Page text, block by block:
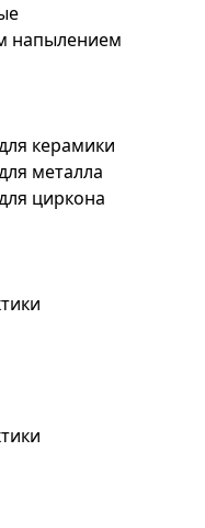
напылением
керамики
металла
циркона